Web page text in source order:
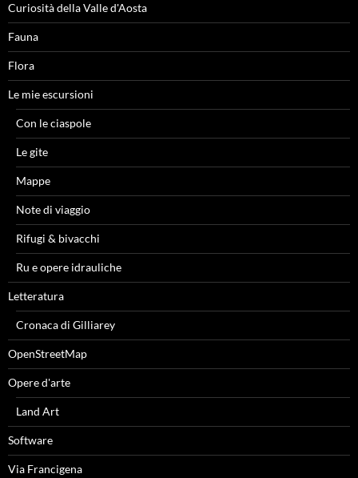
Curiosità della Valle d'Aosta
Fauna
Flora
Le mie escursioni
Con le ciaspole
Le gite
Mappe
Note di viaggio
Rifugi & bivacchi
Ru e opere idrauliche
Letteratura
Cronaca di Gilliarey
OpenStreetMap
Opere d'arte
Land Art
Software
Via Francigena